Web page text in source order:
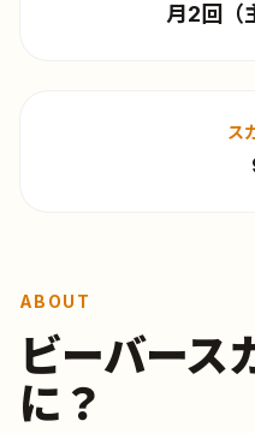
月2回（
ス
ABOUT
ビーバース
に？